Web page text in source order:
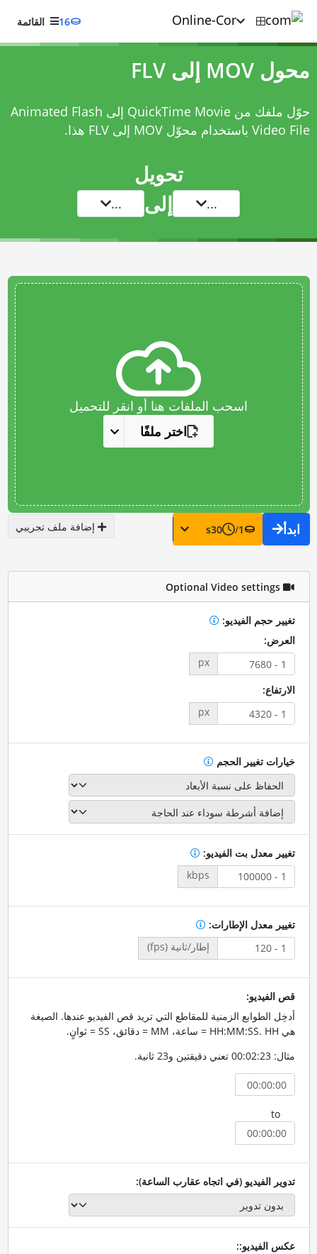
16 القائمة
محول MOV إلى FLV
حوّل ملفك من QuickTime Movie إلى Animated Flash
Video File باستخدام
محوّل MOV إلى FLV هذا.
تحويل
... إلى ...
اسحب الملفات هنا أو انقر للتحميل
اختر ملفًا
ابدأ 1
/
30
s إضافة ملف تجريبي
Optional Video settings
تغيير حجم الفيديو:
العرض:
px
الارتفاع:
px
خيارات تغيير الحجم
تغيير معدل بت الفيديو:
kbps
تغيير معدل الإطارات:
إطار/ثانية (fps)
قص الفيديو:
أدخِل الطوابع الزمنية للمقاطع التي تريد قص الفيديو عندها. الصيغة
هي HH:MM:SS. HH = ساعة، MM = دقائق، SS = ثوانٍ.
مثال: 00:02:23 تعني دقيقتين و23 ثانية.
to
تدوير الفيديو (في اتجاه عقارب الساعة):
عكس الفيديو::